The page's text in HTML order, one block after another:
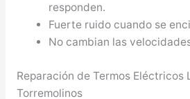
responden.
Fuerte ruido cuando se
No cambian las
Reparación de Termos Eléctricos
Torremolinos